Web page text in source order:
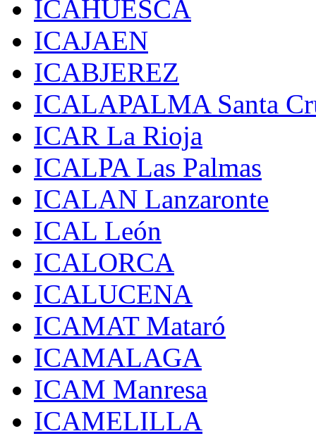
ICAHUESCA
ICAJAEN
ICABJEREZ
ICALAPALMA Santa
ICAR La Rioja
ICALPA Las Palmas
ICALAN Lanzaronte
ICAL León
ICALORCA
ICALUCENA
ICAMAT Mataró
ICAMALAGA
ICAM Manresa
ICAMELILLA